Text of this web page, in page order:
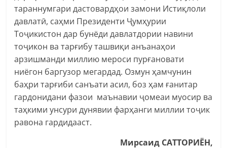
тараннумгари дастовардҳои замони Истиқлоли
давлатӣ, саҳми Президенти Ҷумҳурии
Тоҷикистон дар бунёди давлатдории навини
тоҷикон ва тарғибу ташвиқи анъанаҳои
арзишманди миллию мероси пурғановати
ниёгон баргузор мегардад. Озмун ҳамчунин
баҳри тарғиби санъати асил, боз ҳам ғанитар
гардонидани фазои маънавии ҷомеаи муосир ва
таҳкими унсури дунявии фарҳанги миллии тоҷик
равона гардидааст.
Мирсаид САТТОРИЁН,